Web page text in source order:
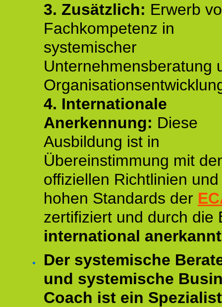
3. Zusätzlich: Erwerb
Fachkompetenz in
systemischer
Unternehmensberatung
4. Internationale
Anerkennung: Diese
Ausbildung ist in
Übereinstimmung mit
offiziellen Richtlinien
hohen Standards der
zertifiziert und durch die
international
Der systemische
und systemische
Coach ist ein